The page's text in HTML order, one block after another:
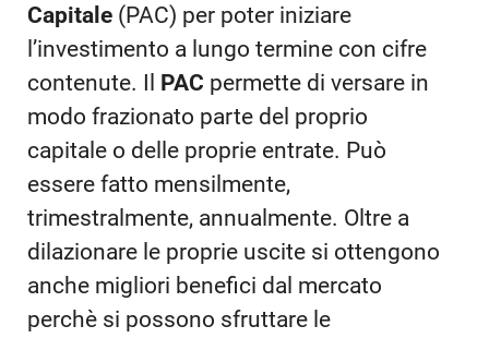
Capitale (PAC) per poter iniziare
l’investimento a lungo termine con cifre
contenute. Il PAC permette di versare in
modo frazionato parte del proprio
capitale o delle proprie entrate. Può
essere fatto mensilmente,
trimestralmente, annualmente. Oltre a
dilazionare le proprie uscite si ottengono
anche migliori benefici dal mercato
perchè si possono sfruttare le